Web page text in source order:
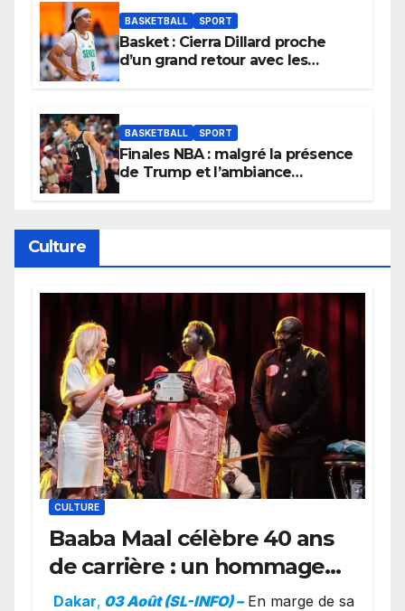
BASKETBALL SPORT
Basket : Cierra Dillard proche
d’un grand retour avec les
BASKETBALL SPORT
Finales NBA : malgré la présence
de Trump et l’ambiance
Culture
CULTURE
Baaba Maal célèbre 40 ans
de carrière : un hommage
exceptionnel à Oslo en
Dakar, 03 Août (SL-INFO) – ​En marge de sa